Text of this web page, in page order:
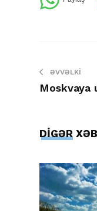
ƏVVƏLKI
Moskvaya
DİGƏR